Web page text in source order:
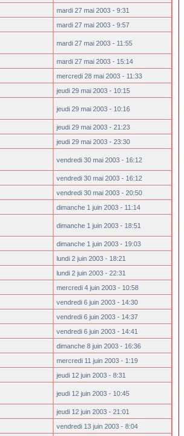
mardi 27 mai 2003 - 9:31
mardi 27 mai 2003 - 9:57
mardi 27 mai 2003 - 11:55
mardi 27 mai 2003 - 15:14
mercredi 28 mai 2003 - 11:33
jeudi 29 mai 2003 - 10:15
jeudi 29 mai 2003 - 10:16
jeudi 29 mai 2003 - 21:23
jeudi 29 mai 2003 - 23:30
vendredi 30 mai 2003 - 16:12
vendredi 30 mai 2003 - 16:12
vendredi 30 mai 2003 - 20:50
dimanche 1 juin 2003 - 11:14
dimanche 1 juin 2003 - 18:51
dimanche 1 juin 2003 - 19:03
lundi 2 juin 2003 - 18:21
lundi 2 juin 2003 - 22:31
mercredi 4 juin 2003 - 10:58
vendredi 6 juin 2003 - 14:30
vendredi 6 juin 2003 - 14:37
vendredi 6 juin 2003 - 14:41
dimanche 8 juin 2003 - 16:36
mercredi 11 juin 2003 - 1:19
jeudi 12 juin 2003 - 8:31
jeudi 12 juin 2003 - 10:45
jeudi 12 juin 2003 - 21:01
vendredi 13 juin 2003 - 8:04